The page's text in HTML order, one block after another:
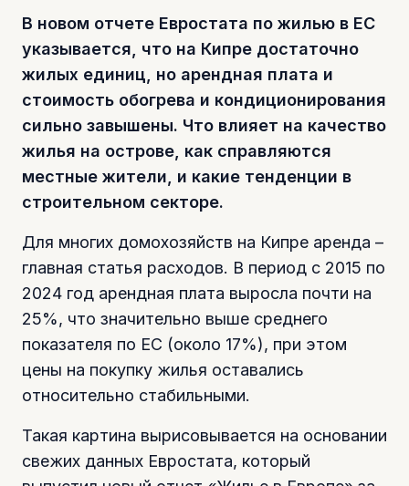
В новом отчете Евростата по жилью в ЕС
указывается, что на Кипре достаточно
жилых единиц, но арендная плата и
стоимость обогрева и кондиционирования
сильно завышены. Что влияет на качество
жилья на острове, как справляются
местные жители, и какие тенденции в
строительном секторе.
Для многих домохозяйств на Кипре аренда –
главная статья расходов. В период с 2015 по
2024 год арендная плата выросла почти на
25%, что значительно выше среднего
показателя по ЕС (около 17%), при этом
цены на покупку жилья оставались
относительно стабильными.
Такая картина вырисовывается на основании
свежих данных Евростата, который